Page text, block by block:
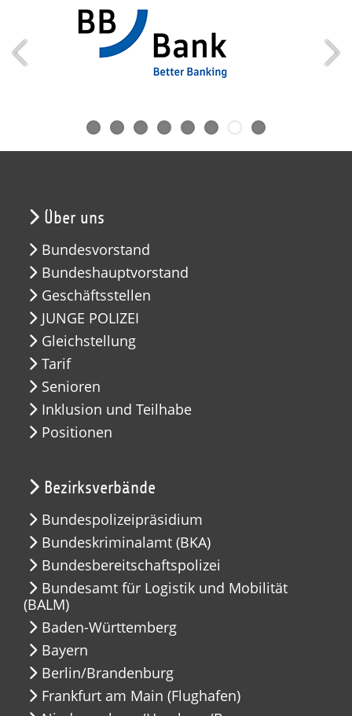
Über uns
Bundesvorstand
Bundeshauptvorstand
Geschäftsstellen
JUNGE POLIZEI
Gleichstellung
Tarif
Senioren
Inklusion und Teilhabe
Positionen
Bezirksverbände
Bundespolizeipräsidium
Bundeskriminalamt (BKA)
Bundesbereitschaftspolizei
Bundesamt für Logistik und Mobilität
(BALM)
Baden-Württemberg
Bayern
Berlin/Brandenburg
Frankfurt am Main (Flughafen)